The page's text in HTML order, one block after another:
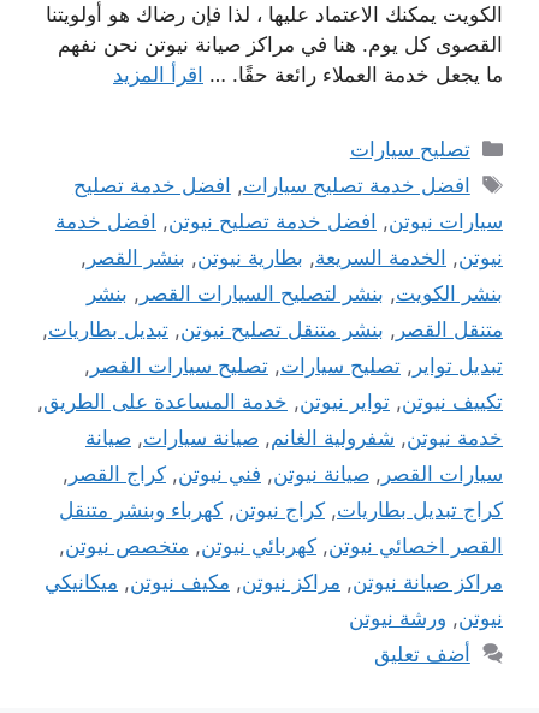
الكويت يمكنك الاعتماد عليها ، لذا فإن رضاك ​​هو أولويتنا
القصوى كل يوم. هنا في مراكز صيانة نيوتن نحن نفهم
ما يجعل خدمة العملاء رائعة حقًا. … اقرأ المزيد
التصنيفات
تصليح سيارات
الوسوم
افضل خدمة تصليح سيارات, افضل خدمة تصليح
سيارات نيوتن, افضل خدمة تصليح نيوتن, افضل خدمة
نيوتن, الخدمة السريعة, بطارية نيوتن, بنشر القصر ,
بنشر الكويت, بنشر لتصليح السيارات القصر , بنشر
متنقل القصر , بنشر متنقل تصليح نيوتن, تبديل بطاريات,
تبديل تواير , تصليح سيارات, تصليح سيارات القصر ,
تكييف نيوتن, تواير نيوتن, خدمة المساعدة على الطريق,
خدمة نيوتن, شفرولية الغانم, صيانة سيارات, صيانة
سيارات القصر , صيانة نيوتن, فني نيوتن, كراج القصر ,
كراج تبديل بطاريات, كراج نيوتن, كهرباء وبنشر متنقل
القصر اخصائي نيوتن, كهربائي نيوتن, متخصص نيوتن,
مراكز صيانة نيوتن, مراكز نيوتن, مكيف نيوتن, ميكانيكي
نيوتن, ورشة نيوتن
أضف تعليق